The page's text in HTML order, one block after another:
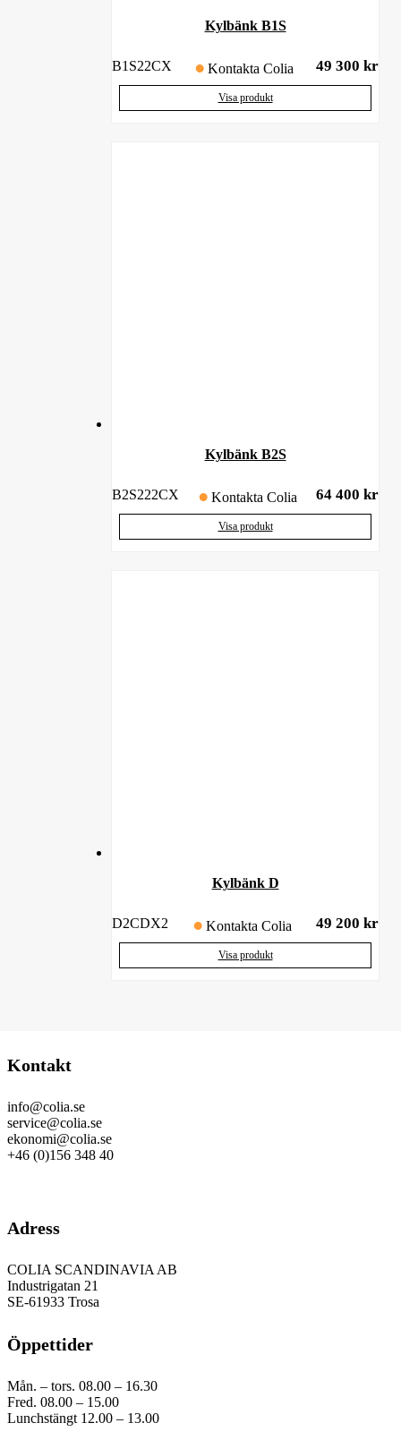
Kylbänk B1S
B1S22CX Kontakta Colia 49 300 kr
Visa produkt
Kylbänk B2S
B2S222CX Kontakta Colia 64 400 kr
Visa produkt
Kylbänk D
D2CDX2 Kontakta Colia 49 200 kr
Visa produkt
Kontakt
info@colia.se
service@colia.se
ekonomi@colia.se
+46 (0)156 348 40
Adress
COLIA SCANDINAVIA AB
Industrigatan 21
SE-61933 Trosa
Öppettider
Mån. – tors. 08.00 – 16.30
Fred. 08.00 – 15.00
Lunchstängt 12.00 – 13.00